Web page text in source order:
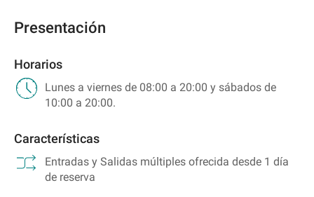
Presentación
Horarios
Lunes a viernes de 08:00 a 20:00 y sábados de
10:00 a 20:00.
Características
Entradas y Salidas múltiples ofrecida desde 1 día
de reserva